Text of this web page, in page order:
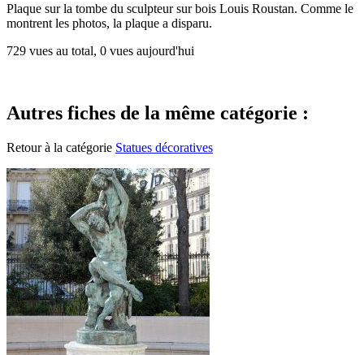
Plaque sur la tombe du sculpteur sur bois Louis Roustan. Comme le
montrent les photos, la plaque a disparu.
729 vues au total, 0 vues aujourd'hui
Autres fiches de la même catégorie :
Retour à la catégorie Statues décoratives